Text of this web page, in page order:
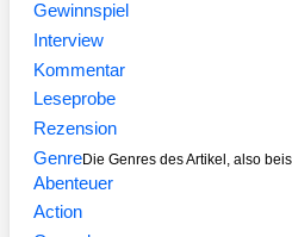
Gewinnspiel
Interview
Kommentar
Leseprobe
Rezension
GenreDie Genres des Artikel, also
Abenteuer
Action